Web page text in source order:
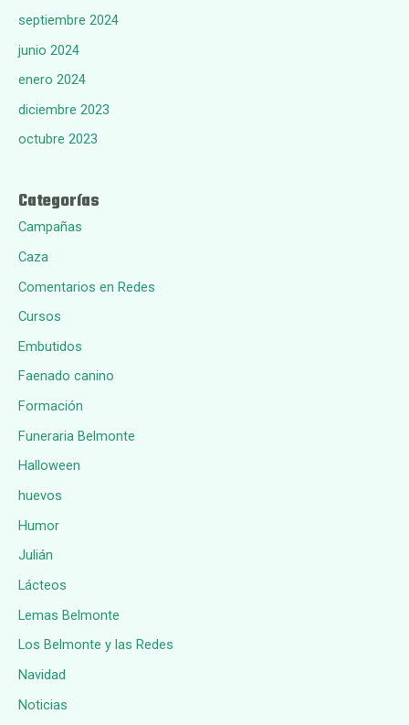
septiembre 2024
junio 2024
enero 2024
diciembre 2023
octubre 2023
Categorías
Campañas
Caza
Comentarios en Redes
Cursos
Embutidos
Faenado canino
Formación
Funeraria Belmonte
Halloween
huevos
Humor
Julián
Lácteos
Lemas Belmonte
Los Belmonte y las Redes
Navidad
Noticias